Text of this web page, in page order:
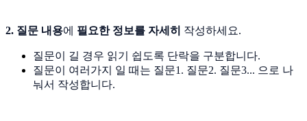
2. 질문 내용에 필요한 정보를 자세히 작성하세요.
질문이 길 경우 읽기 쉽도록 단락을 구분합니다.
질문이 여러가지 일 때는 질문1. 질문2. 질문3... 으로 나
눠서 작성합니다.